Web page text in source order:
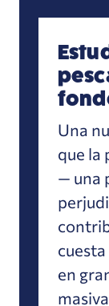
Una
que la
— una
en